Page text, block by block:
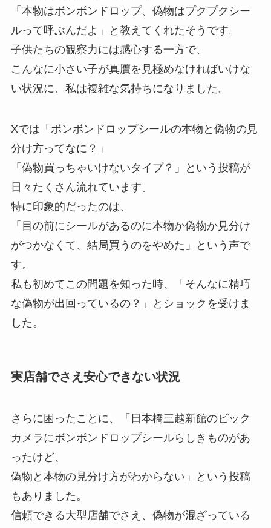
「本物はボンボンドロップ、偽物はプクプクシー
ルって呼ぶんだよ」と教えてくれたそうです。
子供たちの観察力には感心する一方で、
こんなに小さい子が真贋を見極めなければいけな
い状況に、私は複雑な気持ちになりました。
Xでは「ボンボンドロップシールの本物と偽物の見
分け方ってなに？」
「偽物買っちゃいけないタイプ？」という投稿が
日々たくさん流れています。
特に印象的だったのは、
「目の前にシールがあるのに本物か偽物か見分け
がつかなくて、結局買うのをやめた」という声で
す。
私も初めてこの問題を知った時、「そんなに精巧
な偽物が出回っているの？」とショックを受けま
した。
実店舗でさえ安心できない状況
さらに困ったことに、「日本橋三越新館のビック
カメラにボンボンドロップシールらしきものがあ
ったけど、
偽物と本物の見分け方がわからない」という投稿
もありました。
信頼できる大型店舗でさえ、偽物が混ざっている